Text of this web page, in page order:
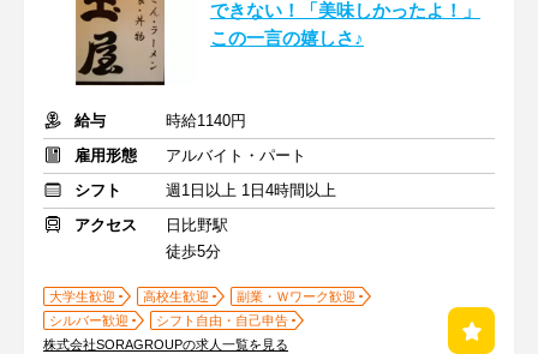
できない！「美味しかったよ！」
この一言の嬉しさ♪
給与
時給1140円
雇用形態
アルバイト・パート
シフト
週1日以上 1日4時間以上
アクセス
日比野駅
徒歩5分
大学生歓迎 高校生歓迎
副業・Ｗワーク歓迎
シルバー歓迎
シフト自由・自己申告
株式会社SORAGROUPの求人一覧を見る